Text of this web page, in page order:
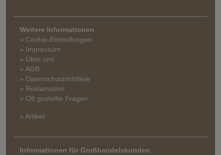
Weitere Informationen
» Cookie-Einstellungen
» Impressum
» Über uns
» AGB
» Datenschutzrichtlinie
» Reklamation
» Oft gestellte Fragen
» Artikel
Informationen für Großhandelskunden